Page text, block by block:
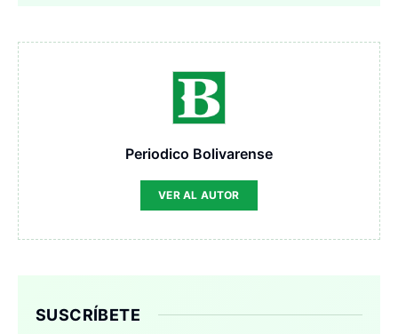
Periodico Bolivarense
VER AL AUTOR
SUSCRÍBETE